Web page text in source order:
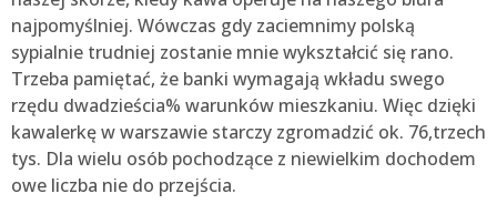
najpomyślniej. Wówczas gdy zaciemnimy polską
sypialnie trudniej zostanie mnie wykształcić się rano.
Trzeba pamiętać, że banki wymagają wkładu swego
rzędu dwadzieścia% warunków mieszkaniu. Więc dzięki
kawalerkę w warszawie starczy zgromadzić ok. 76,trzech
tys. Dla wielu osób pochodzące z niewielkim dochodem
owe liczba nie do przejścia.